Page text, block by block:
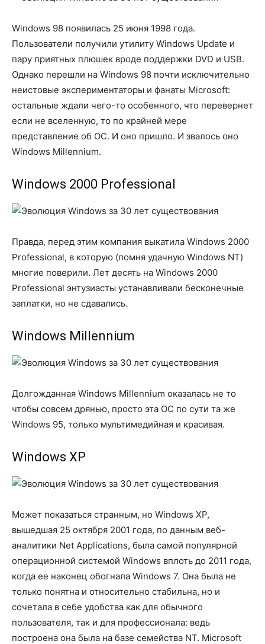
Windows 98 появилась 25 июня 1998 года.
Пользователи получили утилиту Windows Update и
пару приятных плюшек вроде поддержки DVD и USB.
Однако перешли на Windows 98 почти исключительно
неистовые экспериментаторы и фанаты Microsoft:
остальные ждали чего-то особенного, что перевернет
если не вселенную, то по крайней мере
представление об ОС. И оно пришло. И звалось оно
Windows Millennium.
Windows 2000 Professional
Правда, перед этим компания выкатила Windows 2000
Professional, в которую (помня удачную Windows NT)
многие поверили. Лет десять на Windows 2000
Professional энтузиасты устанавливали бесконечные
заплатки, но не сдавались.
Windows Millennium
Долгожданная Windows Millennium оказалась не то
чтобы совсем дрянью, просто эта ОС по сути та же
Windows 95, только мультимедийная и красивая.
Windows XP
Может показаться странным, но Windows XP,
вышедшая 25 октября 2001 года, по данным веб-
аналитики Net Applications, была самой популярной
операционной системой Windows вплоть до 2011 года,
когда ее наконец обогнала Windows 7. Она была не
только понятна и относительно стабильна, но и
сочетала в себе удобства как для обычного
пользователя, так и для профессионала: ведь
построена она была на базе семейства NT. Microsoft